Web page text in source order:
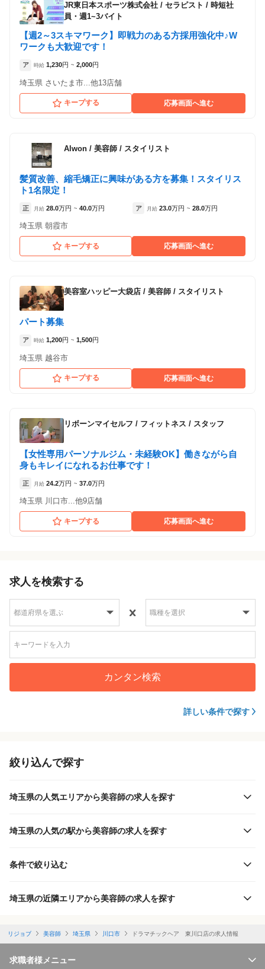
求人を検索する
カンタン検索
詳しい条件で探す
JR東日本スポーツ株式会社 / セラピスト / 時短社
員・週1~3バイト
【週2～3スキマワーク】即戦力のある方採用強化中♪W
ワークも大歓迎です！
ア 時給 1,230円 ~ 2,000円
埼玉県 さいたま市...他13店舗
キープする 応募画面へ進む
Alwon / 美容師 / スタイリスト
髪質改善、縮毛矯正に興味がある方を募集！スタイリス
ト1名限定！
正 月給 28.0万円 ~ 40.0万円 ア 月給 23.0万円 ~ 28.0万円
埼玉県 朝霞市
キープする 応募画面へ進む
美容室ハッピー大袋店 / 美容師 / スタイリスト
パート募集
ア 時給 1,200円 ~ 1,500円
埼玉県 越谷市
キープする 応募画面へ進む
リボーンマイセルフ / フィットネス / スタッフ
【女性専用パーソナルジム・未経験OK】働きながら自
身もキレイになれるお仕事です！
正 月給 24.2万円 ~ 37.0万円
埼玉県 川口市...他9店舗
キープする 応募画面へ進む
絞り込んで探す
埼玉県の人気エリアから美容師の求人を探す
埼玉県の人気の駅から美容師の求人を探す
条件で絞り込む
埼玉県の近隣エリアから美容師の求人を探す
リジョブ 美容師 埼玉県 川口市 ドラマチックヘア 東川口店の求人情報
求職者様メニュー